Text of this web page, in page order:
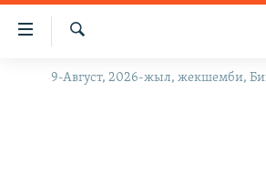
Линктер
Мазмунга
Навигацияга
ЖАҢЫЛЫКТАР
Издөө
9-Август, 2026-жыл, жекшемби,